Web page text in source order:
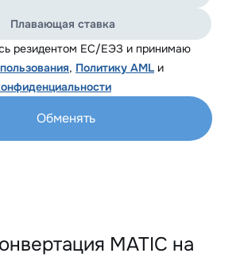
резидентом ЕС/ЕЭЗ и принимаю
, Политику AML и
Плавающая ставка
Обменять
MATIC на